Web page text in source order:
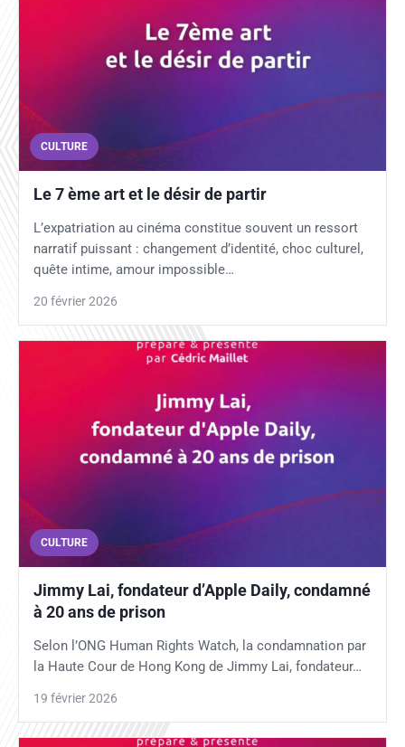
CULTURE
Le 7 ème art et le désir de partir
L’expatriation au cinéma constitue souvent un ressort
narratif puissant : changement d’identité, choc culturel,
quête intime, amour impossible…
20 février 2026
CULTURE
Jimmy Lai, fondateur d’Apple Daily, condamné
à 20 ans de prison
Selon l’ONG Human Rights Watch, la condamnation par
la Haute Cour de Hong Kong de Jimmy Lai, fondateur…
19 février 2026